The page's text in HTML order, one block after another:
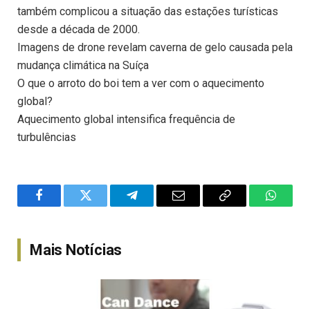
também complicou a situação das estações turísticas
desde a década de 2000.
Imagens de drone revelam caverna de gelo causada pela
mudança climática na Suíça
O que o arroto do boi tem a ver com o aquecimento
global?
Aquecimento global intensifica frequência de
turbulências
FacebookTwitter TelegramEmail
Copy
Mais Notícias